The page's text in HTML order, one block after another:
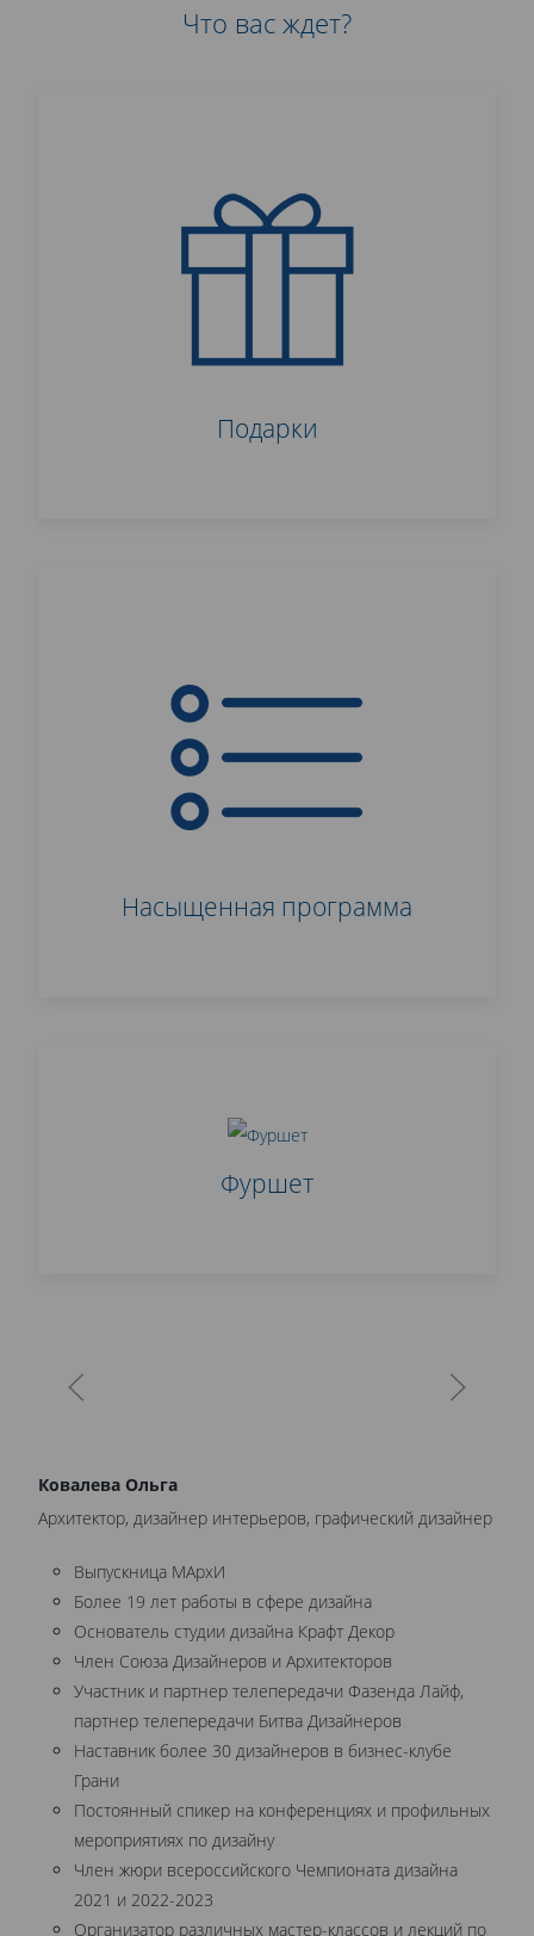
Что вас ждет?
Подарки
Насыщенная программа
Фуршет
Ковалева Ольга
Архитектор, дизайнер интерьеров, графический дизайнер
Выпускница МАрхИ
Более 19 лет работы в сфере дизайна
Основатель студии дизайна Крафт Декор
Член Союза Дизайнеров и Архитекторов
Участник и партнер телепередачи Фазенда Лайф,
партнер телепередачи Битва Дизайнеров
Наставник более 30 дизайнеров в бизнес-клубе
Грани
Постоянный спикер на конференциях и профильных
мероприятиях по дизайну
Член жюри всероссийского Чемпионата дизайна
2021 и 2022-2023
Организатор различных мастер-классов и лекций по